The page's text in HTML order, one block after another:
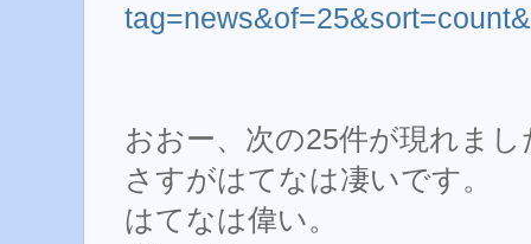
おおー、次の25件が現れまし
さすがはてなは凄いです。
はてなは偉い。